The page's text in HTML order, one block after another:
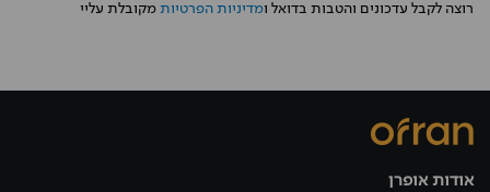
רוצה לקבל עדכונים והטבות בדואל ומדיניות הפרטיות מקובלת עליי
אודות אופרן